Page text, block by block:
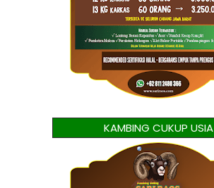
KAMBING CUKUP USIA